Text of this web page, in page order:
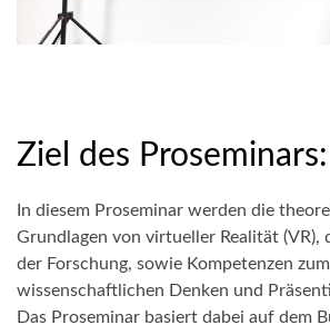
Ziel des Proseminars:
In diesem Proseminar werden die
Grundlagen von virtueller Realität (VR),
der Forschung, sowie Kompetenzen zum
wissenschaftlichen Denken und
Das Proseminar basiert dabei auf dem